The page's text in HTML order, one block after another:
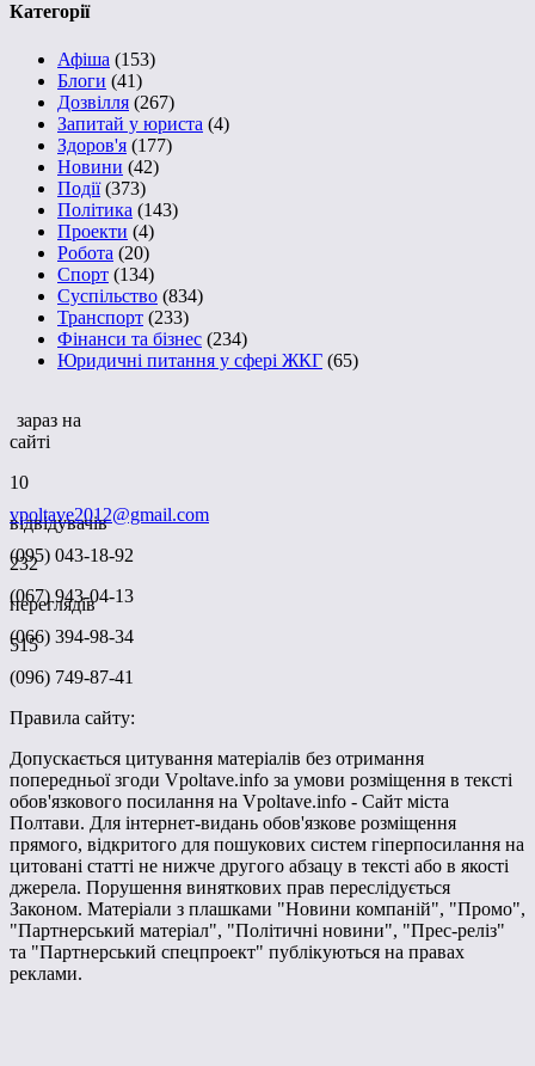
Категорії
Афіша (153)
Блоги (41)
Дозвілля (267)
Запитай у юриста (4)
Здоров'я (177)
Новини (42)
Події(373)
Політика (143)
Проекти (4)
Робота (20)
Спорт (134)
Суспільство (834)
Транспорт (233)
Фінанси та бізнес (234)
Юридичні питання у сфері ЖКГ (65)
зараз на
сайті
10
відвідувачів
232
переглядів
515
vpoltave2012@gmail.com
(095) 043-18-92
(067) 943-04-13
(066) 394-98-34
(096) 749-87-41
Правила сайту:
Допускається цитування матеріалів без отримання
попередньої згоди Vpoltave.info за умови розміщення в тексті
обов'язкового посилання на Vpoltave.info - Сайт міста
Полтави. Для інтернет-видань обов'язкове розміщення
прямого, відкритого для пошукових систем гіперпосилання на
цитовані статті не нижче другого абзацу в тексті або в якості
джерела. Порушення виняткових прав переслідується
Законом. Матеріали з плашками "Новини компаній", "Промо",
"Партнерський матеріал", "Політичні новини", "Прес-реліз"
та "Партнерський спецпроект" публікуються на правах
реклами.